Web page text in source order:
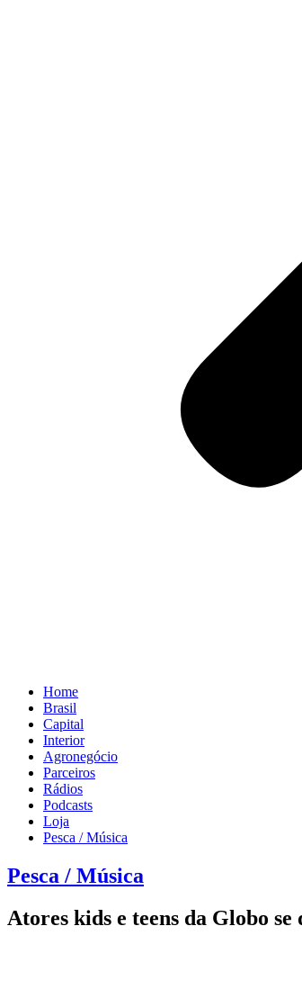
Home
Brasil
Capital
Interior
Agronegócio
Parceiros
Rádios
Podcasts
Loja
Pesca / Música
Pesca / Música
Atores kids e teens da Globo